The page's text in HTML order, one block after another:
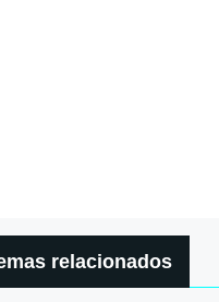
relacionados